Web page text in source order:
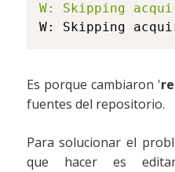
W: Skipping
W: Skipping
Es porque cambiaron '
fuentes del repositorio.
Para solucionar el
que hacer es